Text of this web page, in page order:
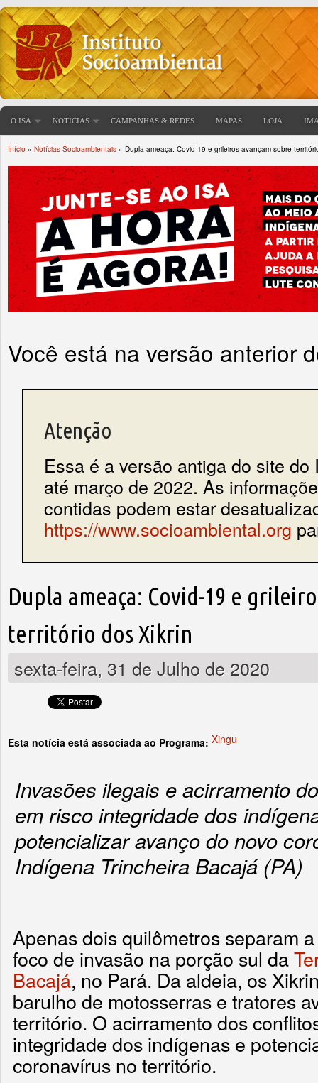
O ISA NOTÍCIAS CAMPANHAS & REDES MAPAS LOJA
Início » Notícias Socioambientais » Dupla ameaça: Covid-19 e grileiros avançam sobre
Você está na versão anterior
Atenção
Essa é a versão antiga do site do
até março de 2022. As
contidas podem estar
https://www.socioambiental.org
Dupla ameaça: Covid-19 e
território dos Xikrin
sexta-feira, 31 de Julho de 2020
Esta notícia está associada ao Programa: Xingu
Invasões ilegais e acirramento
em risco integridade dos
potencializar avanço do novo
Indígena Trincheira Bacajá (PA)
Apenas dois quilômetros separam
foco de invasão na porção sul da
Bacajá, no Pará. Da aldeia, os
barulho de motosserras e tratores
território. O acirramento dos
integridade dos indígenas e
coronavírus no território.